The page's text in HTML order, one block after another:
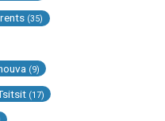
(35)
(9)
(17)